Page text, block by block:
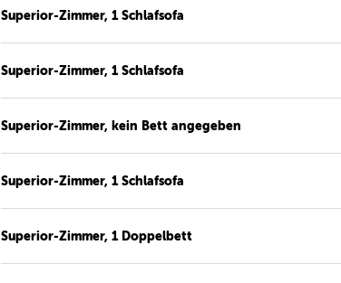
Superior-Zimmer, 1 Schlafsofa
Superior-Zimmer, 1 Schlafsofa
Superior-Zimmer, kein Bett angegeben
Superior-Zimmer, 1 Schlafsofa
Superior-Zimmer, 1 Doppelbett